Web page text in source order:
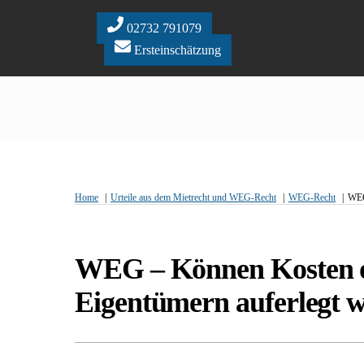
02732 791079
Ersteinschätzung
Home Urteile aus dem Mietrecht und WEG-Recht WEG-Recht
WEG – Können Kosten
Eigentümern auferlegt